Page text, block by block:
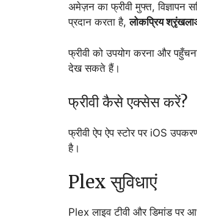
अमेज़न का फ्रीवी मुफ्त, विज्ञापन
प्रदान करता है,लोकप्रिय
फ्रीवी को उपयोग करना और
देख सकते हैं।
फ्रीवी कैसे एक्सेस करें?
फ्रीवी ऐप ऐप स्टोर पर iOS
है।
Plex सुविधाएं
Plex लाइव टीवी और डिमांड पर